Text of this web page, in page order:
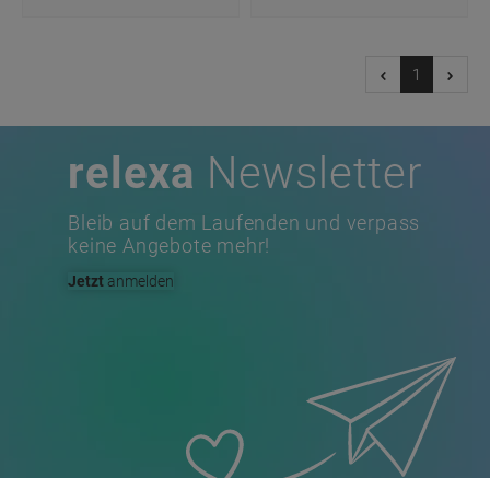
1
relexa Newsletter
Bleib auf dem Laufenden und verpass
keine Angebote mehr!
Jetzt anmelden